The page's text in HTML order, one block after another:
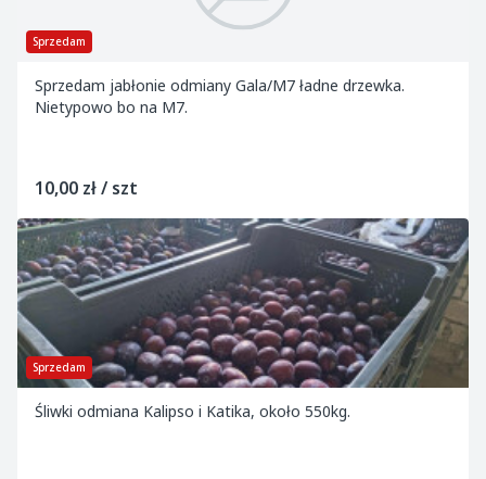
Sprzedam
Sprzedam jabłonie odmiany Gala/M7 ładne drzewka.
Nietypowo bo na M7.
10,00 zł / szt
Sprzedam
Śliwki odmiana Kalipso i Katika, około 550kg.